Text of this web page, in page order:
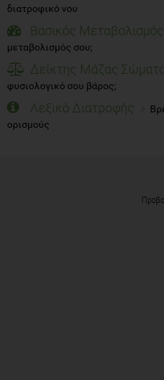
διατροφικό νου
Βασικός Μεταβολισμός
μεταβολισμός σου;
Δείκτης Μάζας
φυσιολογικό σου βάρος;
Λεξικό Διατροφής
ορισμούς